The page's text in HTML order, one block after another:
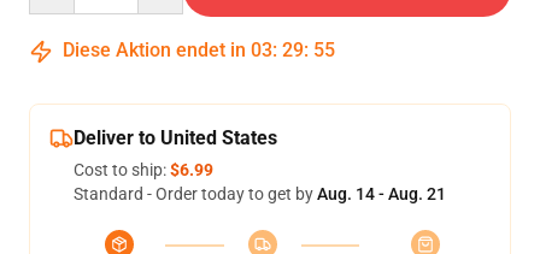
Diese Aktion endet in 03: 29: 54
Deliver to United States
Cost to ship:$6.99
Standard - Order today to get byAug. 14 - Aug. 21